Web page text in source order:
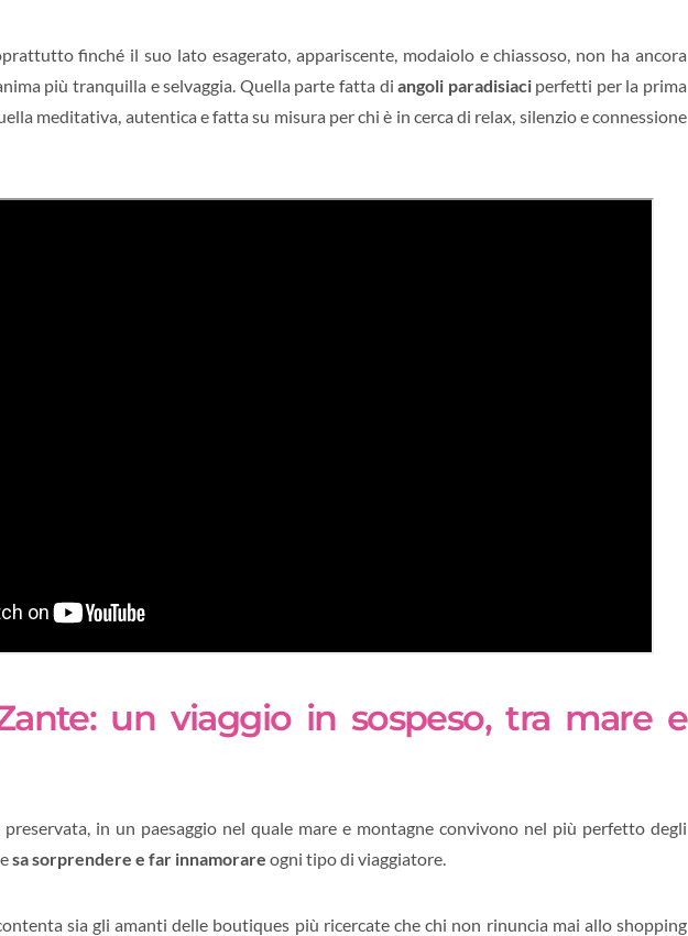
finché il suo lato esagerato, appariscente, modaiolo e chiassoso, non ha ancora
più tranquilla e selvaggia. Quella parte fatta diangoli paradisiaciperfetti per la prima
meditativa, autentica e fatta su misura per chi è in cerca di relax, silenzio e connessione
un viaggio in sospeso, tra mare e
in un paesaggio nel quale mare e montagne convivono nel più perfetto degli
sa sorprendere e far innamorare ogni tipo di viaggiatore.
sia gli amanti delle boutiques più ricercate che chi non rinuncia mai allo shopping